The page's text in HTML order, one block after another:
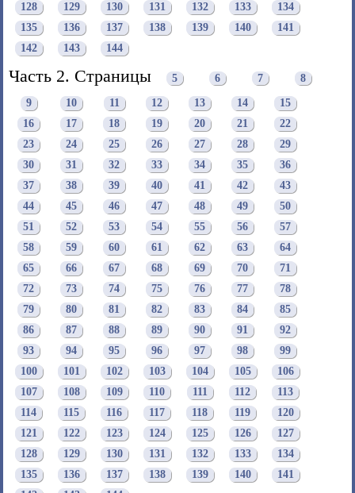
128
129 130 131 132 133
134
135
136 137 138 139 140
141
142
143 144
Часть 2. Страницы 5 6 7 8
9 10 11 12 13 14
15
16
17 18 19 20 21
22
23
24 25 26 27 28
29
30
31 32 33 34 35
36
37
38 39 40 41 42
43
44
45 46 47 48 49
50
51
52 53 54 55 56
57
58
59 60 61 62 63
64
65
66 67 68 69 70
71
72
73 74 75 76 77
78
79
80 81 82 83 84
85
86
87 88 89 90 91
92
93
94 95 96 97 98
99
100
101 102 103 104 105
106
107
108 109 110 111 112
113
114
115 116 117 118 119
120
121
122 123 124 125 126
127
128
129 130 131 132 133
134
135
136 137 138 139 140
141